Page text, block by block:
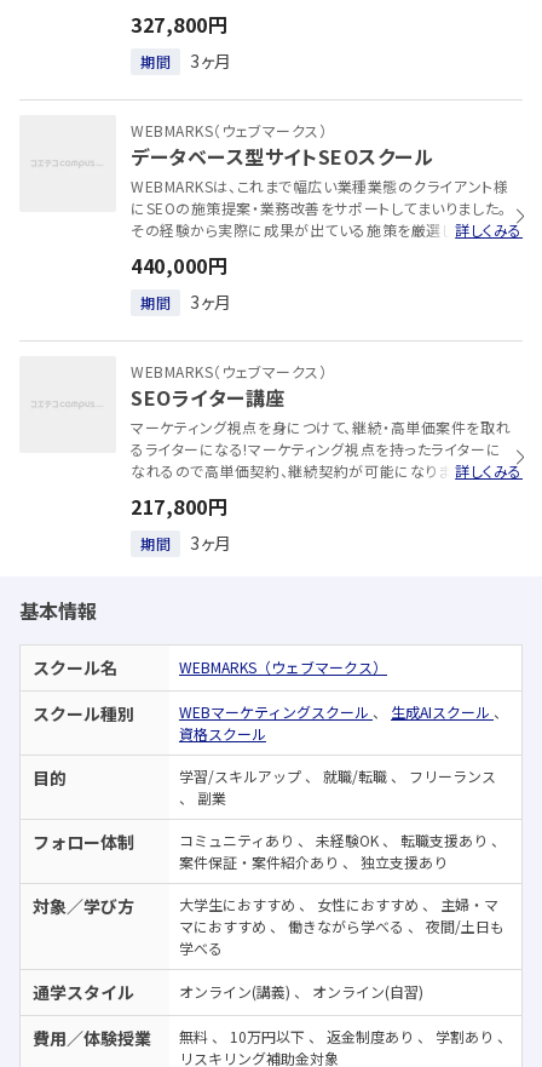
スキルを手軽に動画で学べます。さらにキャリアコンサルタ
ントの伴走体制も整った、転職支援特化型のコースです。
327,800円
期間 3ヶ月
WEBMARKS（ウェブマークス）
データベース型サイトSEOスクール
WEBMARKSは、これまで幅広い業種業態のクライアント様
にSEOの施策提案・業務改善をサポートしてまいりました。
その経験から実際に成果が出ている施策を厳選し、カリキ
り、即戦力としてのスキルを身につけることが可能です。
詳しくみる
440,000円
期間 3ヶ月
WEBMARKS（ウェブマークス）
SEOライター講座
マーケティング視点を身につけて、継続・高単価案件を取れ
るライターになる!マーケティング視点を持ったライターに
なれるので高単価契約、継続契約が可能になります！詳しくみる
217,800円
期間 3ヶ月
基本情報
スクール名 WEBMARKS（ウェブマークス）
スクール種別 WEBマーケティングスクール 、 生成AIスクール 、
資格スクール
目的 学習/スキルアップ 、 就職/転職 、 フリーランス
、 副業
フォロー体制 コミュニティあり 、 未経験OK 、 転職支援あり 、
案件保証・案件紹介あり 、 独立支援あり
対象／学び方 大学生におすすめ 、 女性におすすめ 、 主婦・マ
マにおすすめ 、 働きながら学べる 、 夜間/土日も
学べる
通学スタイル オンライン(講義) 、 オンライン(自習)
費用／体験授業 無料 、 10万円以下 、 返金制度あり 、 学割あり 、
リスキリング補助金対象